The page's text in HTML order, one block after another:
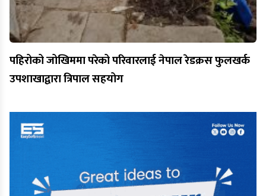
पहिरोको जोखिममा परेको परिवारलाई नेपाल रेडक्रस फुलखर्क
उपशाखाद्वारा त्रिपाल सहयोग